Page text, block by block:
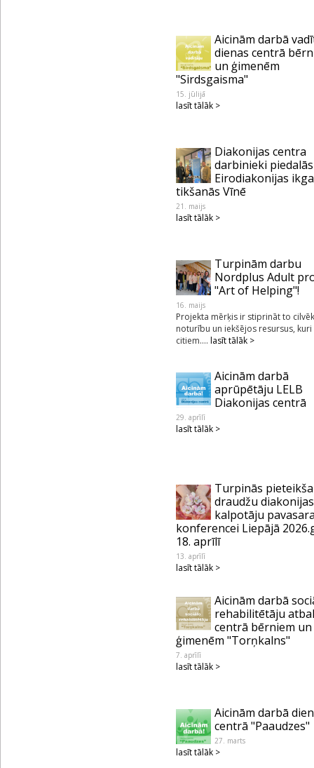
Aicinām darbā
dienas centrā
un ģimenēm
"Sirdsgaisma"
15. jūlijā
lasīt tālāk >
Diakonijas centra
darbinieki piedalās
Eirodiakonijas
tikšanās Vīnē
21. maijs
lasīt tālāk >
Turpinām darbu
Nordplus Adult
"Art of Helping"!
16. maijs
Projekta mērķis ir stiprināt to
noturību un iekšējos resursus,
citiem.... lasīt tālāk >
Aicinām darbā
aprūpētāju LELB
Diakonijas centrā
29. aprīlī
lasīt tālāk >
Turpinās
draudžu diakonijas
kalpotāju
konferencei Liepājā
18. aprīlī
13. aprīlī
lasīt tālāk >
Aicinām darbā
rehabilitētāju
centrā bērniem un
ģimenēm "Torņkalns"
7. aprīlī
lasīt tālāk >
Aicinām darbā
centrā "Paaudzes"
27. marts
lasīt tālāk >